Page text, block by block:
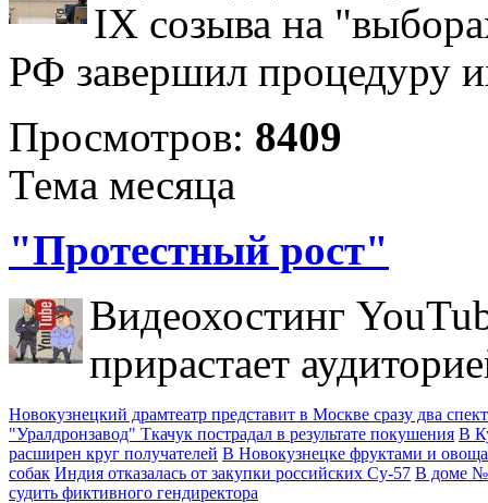
IX созыва на
РФ завершил процедуру
Просмотров: 8409
Тема месяца
"Протестный рост"
Видеохостинг
прирастает
Новокузнецкий драмтеатр представит в Москве сразу два
"Уралдронзавод" Ткачук пострадал в результате покушения В
расширен круг получателей В Новокузнецке фруктами и
собак Индия отказалась от закупки российских Су-57 В доме
судить фиктивного гендиректора